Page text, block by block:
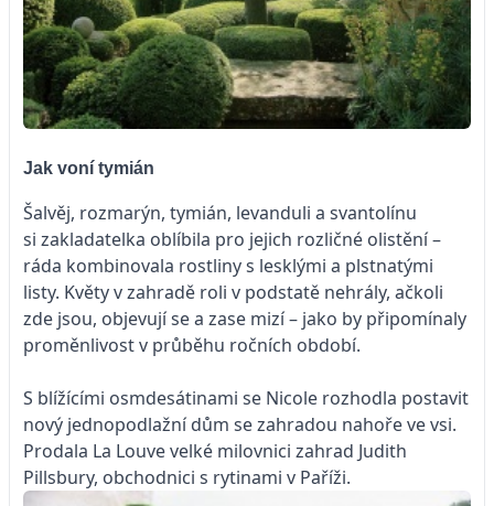
Jak voní tymián
Šalvěj, rozmarýn, tymián, levanduli a svantolínu
si zakladatelka oblíbila pro jejich rozličné olistění –
ráda kombinovala rostliny s lesklými a plstnatými
listy. Květy v zahradě roli v podstatě nehrály, ačkoli
zde jsou, objevují se a zase mizí – jako by připomínaly
proměnlivost v průběhu ročních období.
S blížícími osmdesátinami se Nicole rozhodla postavit
nový jednopodlažní dům se zahradou nahoře ve vsi.
Prodala La Louve velké milovnici zahrad Judith
Pillsbury, obchodnici s rytinami v Paříži.